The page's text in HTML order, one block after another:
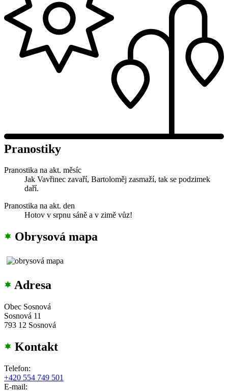
Pranostiky
Pranostika na akt. měsíc
Jak Vavřinec zavaří, Bartoloměj zasmaží, tak se podzimek
daří.
Pranostika na akt. den
Hotov v srpnu sáně a v zimě vůz!
Obrysová mapa
Adresa
Obec Sosnová
Sosnová 11
793 12 Sosnová
Kontakt
Telefon:
+420 554 749 501
E-mail: